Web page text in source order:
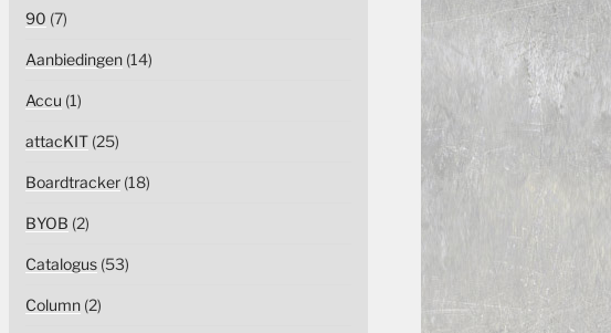
90 (7)
Aanbiedingen(14)
Accu (1)
attacKIT(25)
Boardtracker(18)
BYOB (2)
Catalogus(53)
Column(2)